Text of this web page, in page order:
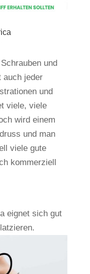
und
auch jeder
und
viele, viele
wird einem
und man
viele gute
kommerziell
eignet sich gut